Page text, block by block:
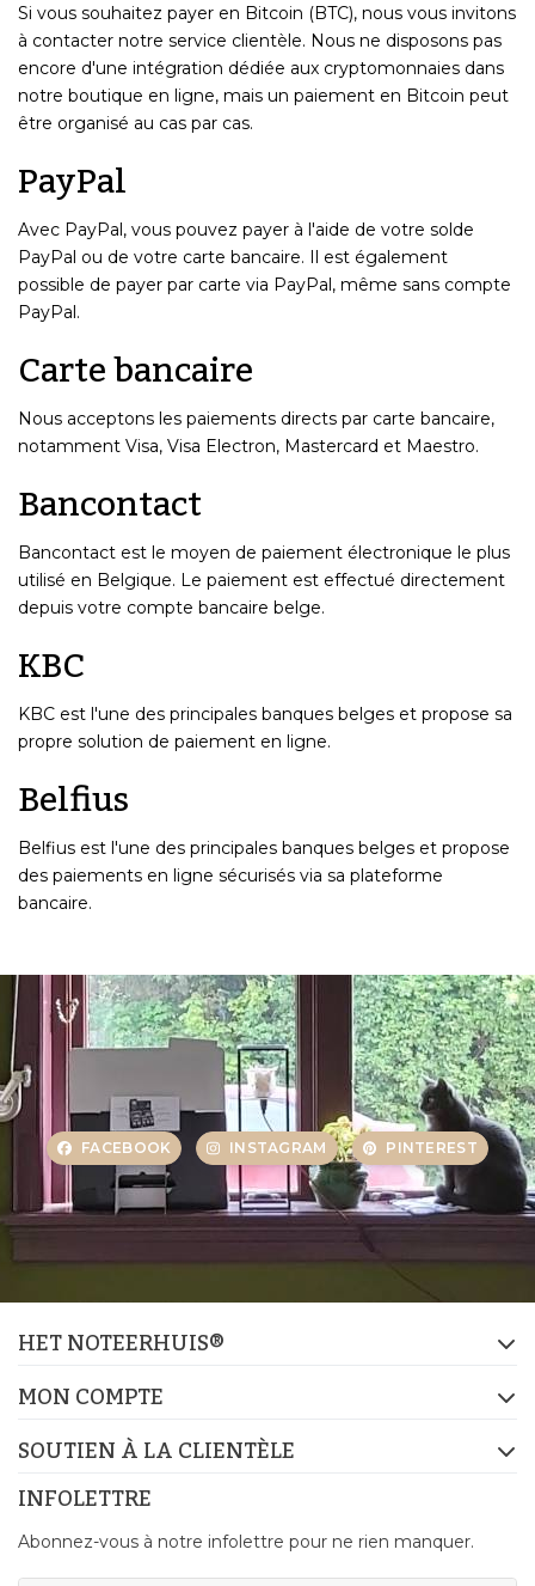
Si vous souhaitez payer en Bitcoin (BTC), nous vous invitons
à contacter notre service clientèle. Nous ne disposons pas
encore d'une intégration dédiée aux cryptomonnaies dans
notre boutique en ligne, mais un paiement en Bitcoin peut
être organisé au cas par cas.
PayPal
Avec PayPal, vous pouvez payer à l'aide de votre solde
PayPal ou de votre carte bancaire. Il est également
possible de payer par carte via PayPal, même sans compte
PayPal.
Carte bancaire
Nous acceptons les paiements directs par carte bancaire,
notamment Visa, Visa Electron, Mastercard et Maestro.
Bancontact
Bancontact est le moyen de paiement électronique le plus
utilisé en Belgique. Le paiement est effectué directement
depuis votre compte bancaire belge.
KBC
KBC est l'une des principales banques belges et propose sa
propre solution de paiement en ligne.
Belfius
Belfius est l'une des principales banques belges et propose
des paiements en ligne sécurisés via sa plateforme
bancaire.
FACEBOOK INSTAGRAM PINTEREST
HET NOTEERHUIS®
MON COMPTE
SOUTIEN À LA CLIENTÈLE
INFOLETTRE
Abonnez-vous à notre infolettre pour ne rien manquer.